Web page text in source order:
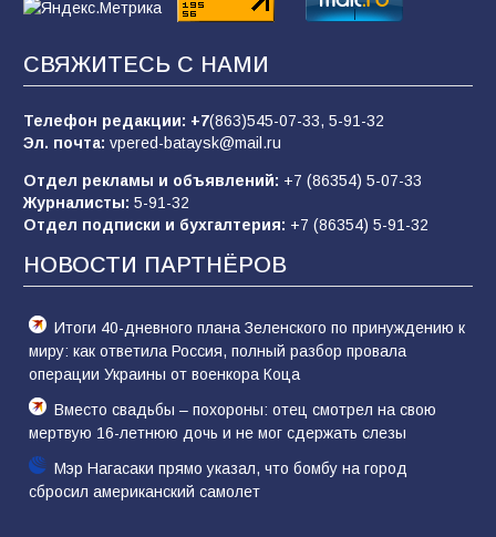
Батайчане вышли в финал Всероссийского
конкурса «Большая перемена»
62 04.08.2026
Батайским спортсменам вручили награды
СВЯЖИТЕСЬ С НАМИ
Телефон редакции: +7(863)545-07-33, 5-91-32
Эл. почта: vpered-bataysk@mail.ru
Отдел рекламы и объявлений: +7 (86354) 5-07-33
Журналисты: 5-91-32
Отдел подписки и бухгалтерия: +7 (86354) 5-91-32
НОВОСТИ ПАРТНЁРОВ
Итоги 40-дневного плана Зеленского по принуждению к
миру: как ответила Россия, полный разбор провала
операции Украины от военкора Коца
Вместо свадьбы – похороны: отец смотрел на свою
мертвую 16-летнюю дочь и не мог сдержать слезы
Мэр Нагасаки прямо указал, что бомбу на город
сбросил американский самолет